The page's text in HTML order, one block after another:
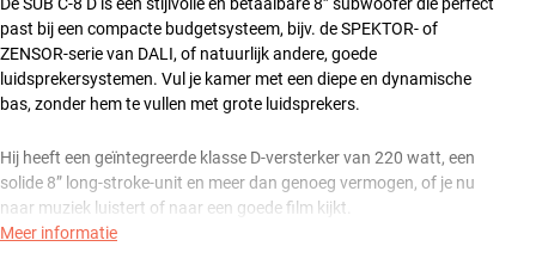
past bij een compacte budgetsysteem, bijv. de SPEKTOR- of
ZENSOR-serie van DALI, of natuurlijk andere, goede
luidsprekersystemen. Vul je kamer met een diepe en dynamische
bas, zonder hem te vullen met grote luidsprekers.
Hij heeft een geïntegreerde klasse D-versterker van 220 watt, een
solide 8” long-stroke-unit en meer dan genoeg vermogen, of je nu
naar muziek luistert of naar een goede film kijkt.
Meer informatie